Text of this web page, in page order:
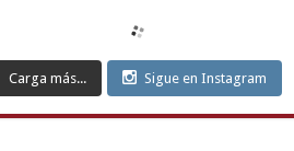
Carga más... Sigue en Instagram